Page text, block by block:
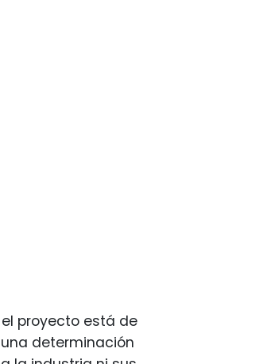
proyecto está de
determinación